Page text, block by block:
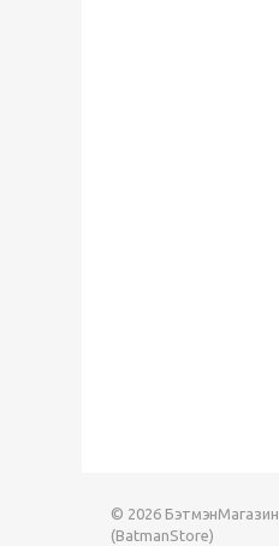
© 2026 БэтмэнМагазин
(BatmanStore)